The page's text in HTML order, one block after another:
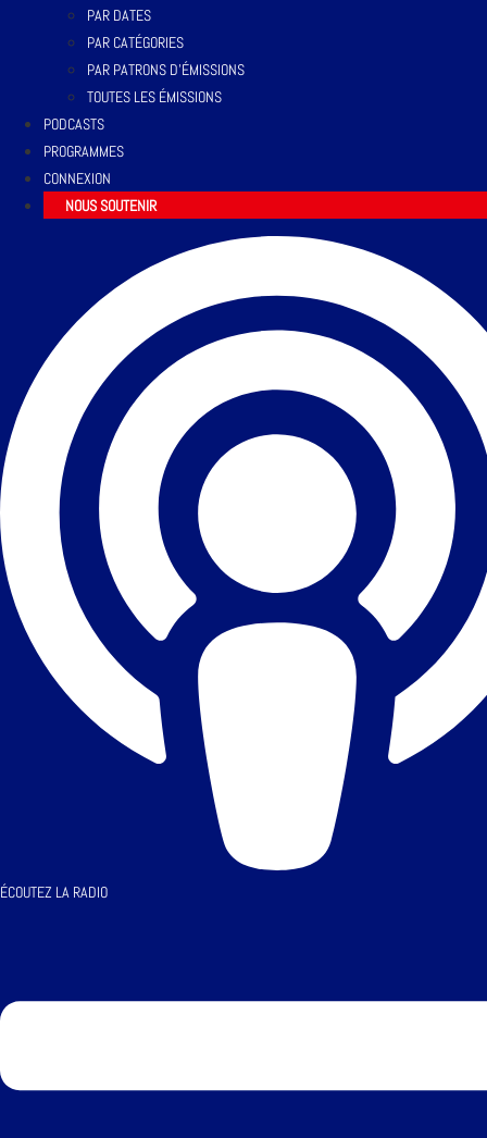
PAR DATES
PAR CATÉGORIES
PAR PATRONS D’ÉMISSIONS
TOUTES LES ÉMISSIONS
PODCASTS
PROGRAMMES
CONNEXION
NOUS SOUTENIR
ÉCOUTEZ LA RADIO